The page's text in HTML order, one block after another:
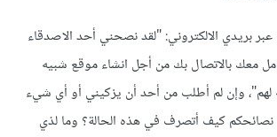
بريدي الالكتروني: "لقد نصحني أحد الاصدقاء
معك بالاتصال بك من أجل انشاء موقع شبيه
لهم"، وإن لم أطلب من أحد أن يزكيني أو أي شيء
نصائحكم كيف أتصرف في هذه الحالة؟ وما لذي